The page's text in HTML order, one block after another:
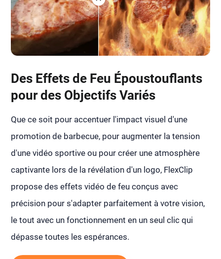
Des Effets de Feu Époustouflants
pour des Objectifs Variés
Que ce soit pour accentuer l'impact visuel d'une
promotion de barbecue, pour augmenter la tension
d'une vidéo sportive ou pour créer une atmosphère
captivante lors de la révélation d'un logo, FlexClip
propose des effets vidéo de feu conçus avec
précision pour s'adapter parfaitement à votre vision,
le tout avec un fonctionnement en un seul clic qui
dépasse toutes les espérances.